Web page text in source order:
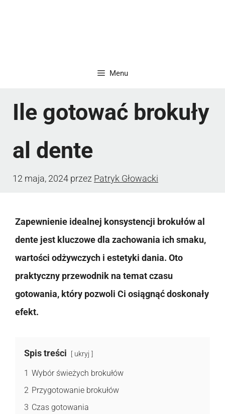
Menu
Ile gotować brokuły
al dente
12 maja, 2024 przez Patryk Głowacki
Zapewnienie idealnej konsystencji brokułów al
dente jest kluczowe dla zachowania ich smaku,
wartości odżywczych i estetyki dania. Oto
praktyczny przewodnik na temat czasu
gotowania, który pozwoli Ci osiągnąć doskonały
efekt.
Spis treści ukryj
1 Wybór świeżych brokułów
2 Przygotowanie brokułów
3 Czas gotowania